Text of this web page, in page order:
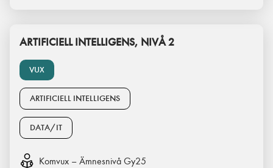
VUX
ARTIFICIELL INTELLIGENS, NIVÅ 2
ARTIFICIELL INTELLIGENS
DATA/IT
Komvux – Ämnesnivå Gy25